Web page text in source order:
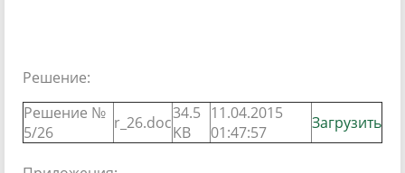
Решение:
Решение №
5/26
r_26.doc34.5
KB
11.04.2015
01:47:57
Загрузить